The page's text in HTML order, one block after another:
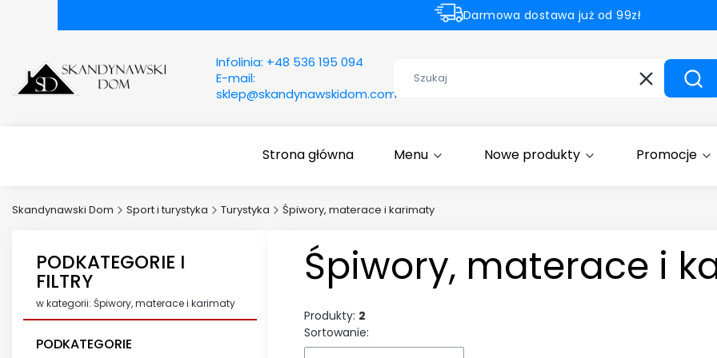
Darmowa dostawa już od 99zł
Infolinia: +48 536 195 094
E-mail:
sklep@skandynawskidom.com
WyczyśćSzukaj
Strona główna Menu Nowe produkty Promocje
Skandynawski Dom Sport i turystyka Turystyka Śpiwory, materace i karimaty
PODKATEGORIE I
FILTRY
w kategorii: Śpiwory, materace i karimaty
PODKATEGORIE
Śpiwory, materace i
Produkty: 2
Sortowanie: